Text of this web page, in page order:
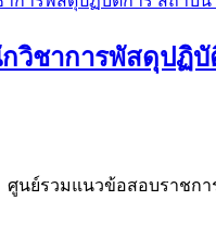
วิชาการพัสดุปฏิ
ศูนย์รวมแนวข้อสอบราชกา